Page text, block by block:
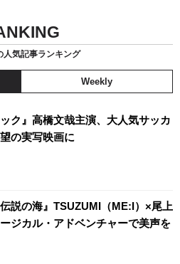
人気記事ランキング
Weekly
ック』高橋文哉主演、大人気サッカ
の実写映画に
伝説の海』TSUZUMI（ME:I）×尾上
ジカル・アドベンチャーで美声を